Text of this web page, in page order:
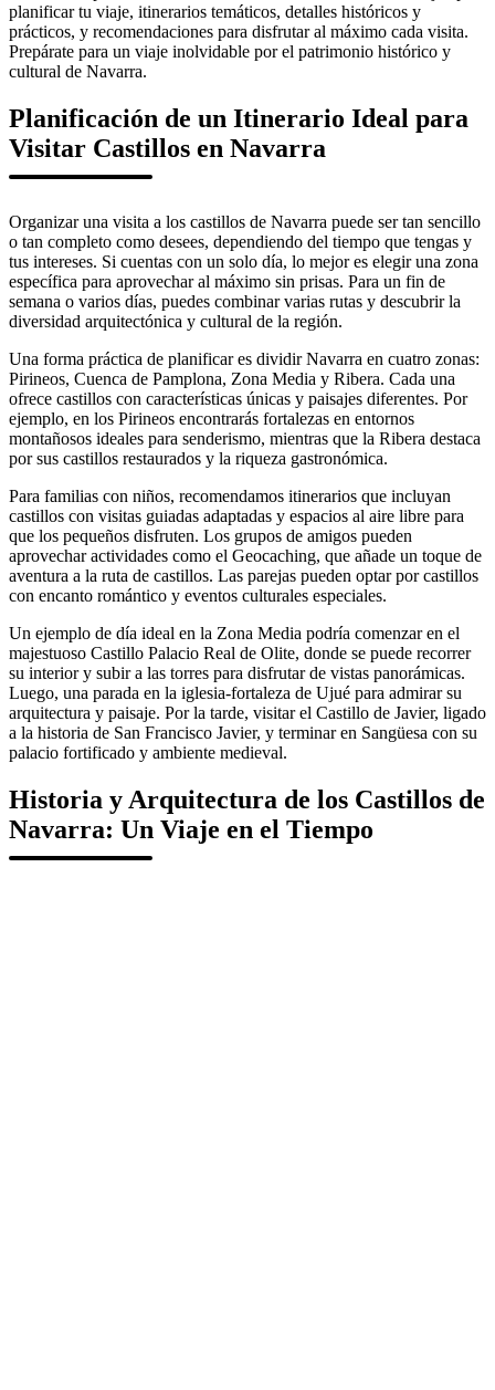
planificar tu viaje, itinerarios temáticos, detalles históricos y
prácticos, y recomendaciones para disfrutar al máximo cada visita.
Prepárate para un viaje inolvidable por el patrimonio histórico y
cultural de Navarra.
Planificación de un Itinerario Ideal para
Visitar Castillos en Navarra
Organizar una visita a los castillos de Navarra puede ser tan sencillo
o tan completo como desees, dependiendo del tiempo que tengas y
tus intereses. Si cuentas con un solo día, lo mejor es elegir una zona
específica para aprovechar al máximo sin prisas. Para un fin de
semana o varios días, puedes combinar varias rutas y descubrir la
diversidad arquitectónica y cultural de la región.
Una forma práctica de planificar es dividir Navarra en cuatro zonas:
Pirineos, Cuenca de Pamplona, Zona Media y Ribera. Cada una
ofrece castillos con características únicas y paisajes diferentes. Por
ejemplo, en los Pirineos encontrarás fortalezas en entornos
montañosos ideales para senderismo, mientras que la Ribera destaca
por sus castillos restaurados y la riqueza gastronómica.
Para familias con niños, recomendamos itinerarios que incluyan
castillos con visitas guiadas adaptadas y espacios al aire libre para
que los pequeños disfruten. Los grupos de amigos pueden
aprovechar actividades como el Geocaching, que añade un toque de
aventura a la ruta de castillos. Las parejas pueden optar por castillos
con encanto romántico y eventos culturales especiales.
Un ejemplo de día ideal en la Zona Media podría comenzar en el
majestuoso Castillo Palacio Real de Olite, donde se puede recorrer
su interior y subir a las torres para disfrutar de vistas panorámicas.
Luego, una parada en la iglesia-fortaleza de Ujué para admirar su
arquitectura y paisaje. Por la tarde, visitar el Castillo de Javier, ligado
a la historia de San Francisco Javier, y terminar en Sangüesa con su
palacio fortificado y ambiente medieval.
Historia y Arquitectura de los Castillos de
Navarra: Un Viaje en el Tiempo